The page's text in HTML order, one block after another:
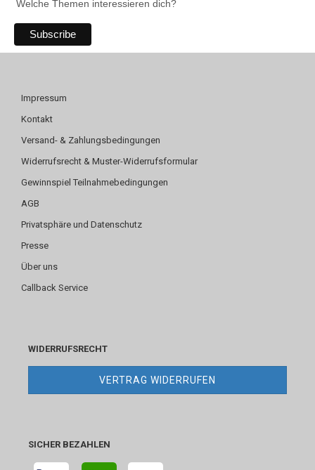
Welche Themen interessieren dich?
Impressum
Kontakt
Versand- & Zahlungsbedingungen
Widerrufsrecht & Muster-Widerrufsformular
Gewinnspiel Teilnahmebedingungen
AGB
Privatsphäre und Datenschutz
Presse
Über uns
Callback Service
WIDERRUFSRECHT
VERTRAG WIDERRUFEN
SICHER BEZAHLEN